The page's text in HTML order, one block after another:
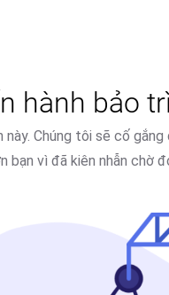
hành bảo
Chúng tôi sẽ cố
bạn vì đã kiên nhẫn chờ